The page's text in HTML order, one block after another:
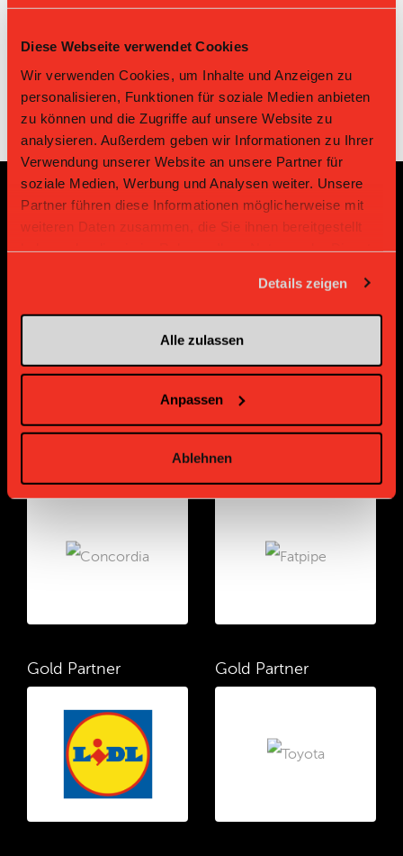
Diese Webseite verwendet Cookies
Wir verwenden Cookies, um Inhalte und Anzeigen zu
personalisieren, Funktionen für soziale Medien anbieten
zu können und die Zugriffe auf unsere Website zu
analysieren. Außerdem geben wir Informationen zu Ihrer
Verwendung unserer Website an unsere Partner für
soziale Medien, Werbung und Analysen weiter. Unsere
Partner führen diese Informationen möglicherweise mit
weiteren Daten zusammen, die Sie ihnen bereitgestellt
Details zeigen
Alle zulassen
Anpassen
Ablehnen
r
Sp.: Spiele | T: Tore | A: Assists | P: Points | 2': 2'-Strafen | 5':
Sponsoren und Partner
Gold Partner Gold Partner